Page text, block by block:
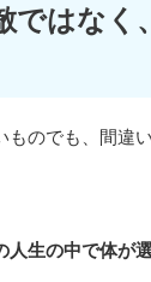
ではなく
のでも、間違
人生の中で体が